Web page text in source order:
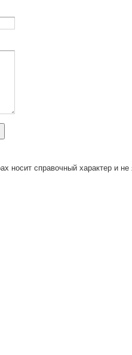
носит справочный характер и